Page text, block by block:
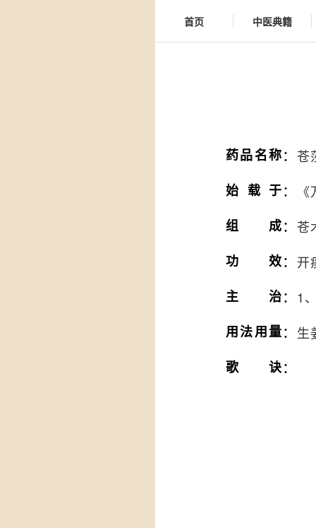
首页 中医典籍
药品名称： 苍
始载于：
组成： 苍
功效： 开
主治： 1
用法用量： 生
歌诀：